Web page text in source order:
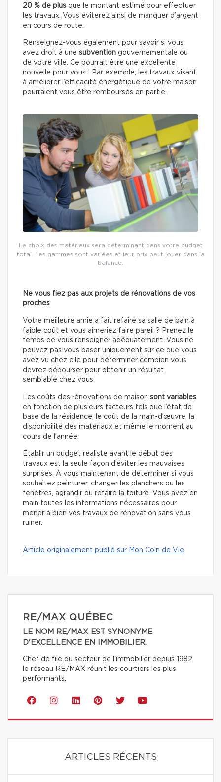
20 % de plus que le montant estimé pour effectuer
les travaux. Vous éviterez ainsi de manquer d’argent
en cours de route.
Renseignez-vous également pour savoir si vous
avez droit à une subvention gouvernementale ou
de votre ville. Ce pourrait être une excellente
nouvelle pour vous ! Par exemple, les travaux visant
à améliorer l’efficacité énergétique de votre maison
pourraient vous être remboursés en partie.
Le choix des matériaux sera déterminant dans votre budget
total. Les gammes sont variées et leur prix peut jouer dans la
balance.
Ne vous fiez pas aux projets de rénovations de vos
proches
Votre meilleure amie a fait refaire sa salle de bain à
faible coût et vous aimeriez faire pareil ? Prenez le
temps de vous renseigner adéquatement. Vous ne
pouvez pas vous baser uniquement sur ce que vous
avez vu chez elle pour déterminer combien vous
devrez débourser pour obtenir un résultat
semblable chez vous.
Les coûts des rénovations de maison sont variables
en fonction de plusieurs facteurs tels que l’état de
base de la résidence, le coût de la main-d’œuvre, la
disponibilité des matériaux et même le moment au
cours de l’année.
Établir un budget réaliste avant le début des
travaux est la seule façon d’éviter les mauvaises
surprises. À vous maintenant de déterminer si vous
souhaitez peinturer, changer les planchers ou les
fenêtres, agrandir ou refaire la toiture. Vous avez en
main toutes les informations nécessaires pour
mener à bien vos travaux de rénovation sans vous
ruiner.
Article originalement publié sur Mon Coin de Vie
RE/MAX QUÉBEC
LE NOM RE/MAX EST SYNONYME
D'EXCELLENCE EN IMMOBILIER.
Chef de file du secteur de l'immobilier depuis 1982,
le réseau RE/MAX réunit les courtiers les plus
performants.
ARTICLES RÉCENTS